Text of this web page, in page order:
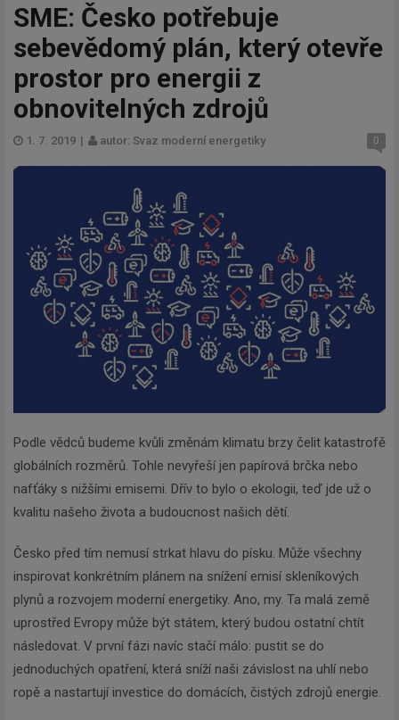
SME: Česko potřebuje
sebevědomý plán, který otevře
prostor pro energii z
obnovitelných zdrojů
1. 7. 2019 | autor: Svaz moderní energetiky 0
Podle vědců budeme kvůli změnám klimatu brzy čelit katastrofě
globálních rozměrů. Tohle nevyřeší jen papírová brčka nebo
nafťáky s nižšími emisemi. Dřív to bylo o ekologii, teď jde už o
kvalitu našeho života a budoucnost našich dětí.
Česko před tím nemusí strkat hlavu do písku. Může všechny
inspirovat konkrétním plánem na snížení emisí skleníkových
plynů a rozvojem moderní energetiky. Ano, my. Ta malá země
uprostřed Evropy může být státem, který budou ostatní chtít
následovat. V první fázi navíc stačí málo: pustit se do
jednoduchých opatření, která sníží naši závislost na uhlí nebo
ropě a nastartují investice do domácích, čistých zdrojů energie.